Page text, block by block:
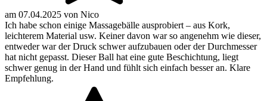
am 07.04.2025 von Nico
Ich habe schon einige Massagebälle ausprobiert – aus Kork,
leichterem Material usw. Keiner davon war so angenehm wie dieser,
entweder war der Druck schwer aufzubauen oder der Durchmesser
hat nicht gepasst. Dieser Ball hat eine gute Beschichtung, liegt
schwer genug in der Hand und fühlt sich einfach besser an. Klare
Empfehlung.